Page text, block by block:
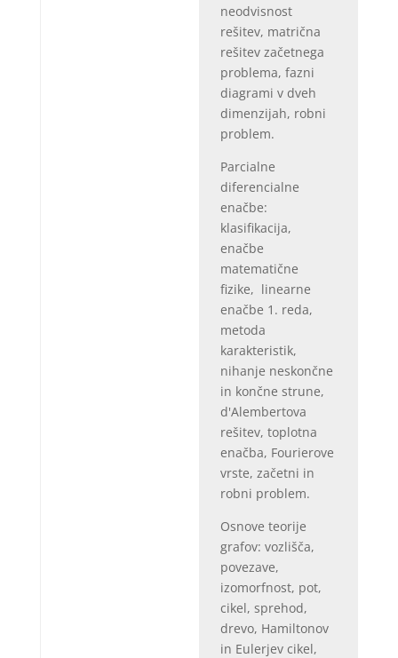
neodvisnost
rešitev, matrična
rešitev začetnega
problema, fazni
diagrami v dveh
dimenzijah, robni
problem.
Parcialne
diferencialne
enačbe:
klasifikacija,
enačbe
matematične
fizike, linearne
enačbe 1. reda,
metoda
karakteristik,
nihanje neskončne
in končne strune,
d'Alembertova
rešitev, toplotna
enačba, Fourierove
vrste, začetni in
robni problem.
Osnove teorije
grafov: vozlišča,
povezave,
izomorfnost, pot,
cikel, sprehod,
drevo, Hamiltonov
in Eulerjev cikel,